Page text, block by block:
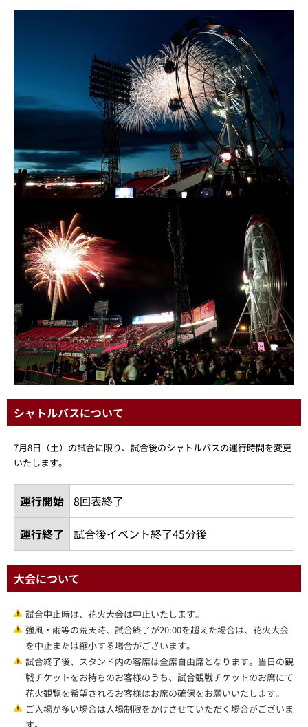
シャトルバスについて
7月8日（土）の試合に限り、試合後のシャトルバスの運行時間を変更
いたします。
運行開始 8回表終了
運行終了
試合後イベント終了45分後
大会について
試合中止時は、花火大会は中止いたします。
強風・雨等の荒天時、試合終了が20:00を超えた場合は、花火大会
を中止または縮小する場合がございます。
試合終了後、スタンド内の客席は全席自由席となります。当日の観
戦チケットをお持ちのお客様のうち、試合観戦チケットのお席にて
花火観覧を希望されるお客様はお席の確保をお願いいたします。
ご入場が多い場合は入場制限をかけさせていただく場合がございま